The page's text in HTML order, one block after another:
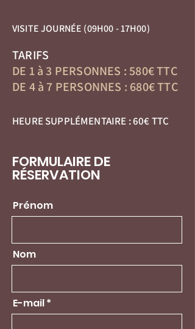
VISITE JOURNÉE (09H00 - 17H00)
TARIFS
DE 1 à 3 PERSONNES : 580€ TTC
DE 4 à 7 PERSONNES : 680€ TTC
HEURE SUPPLÉMENTAIRE : 60€ TTC
FORMULAIRE DE
RÉSERVATION
Prénom
Nom
E-mail